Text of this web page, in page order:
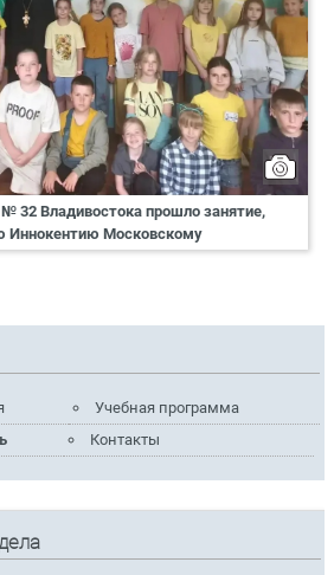
32 Владивостока прошло занятие,
Иннокентию Московскому
Учебная программа
Контакты